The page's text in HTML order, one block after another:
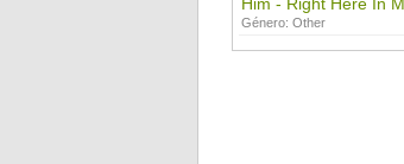
Género: Other